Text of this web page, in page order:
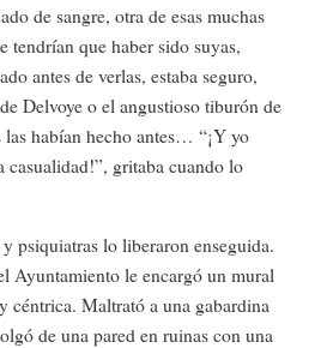
de sangre, otra de esas muchas
tendrían que haber sido suyas,
antes de verlas, estaba seguro,
Delvoye o el angustioso tiburón de
habían hecho antes… “¡Y yo
casualidad!”, gritaba cuando lo
psiquiatras lo liberaron enseguida.
Ayuntamiento le encargó un mural
céntrica. Maltrató a una gabardina
de una pared en ruinas con una